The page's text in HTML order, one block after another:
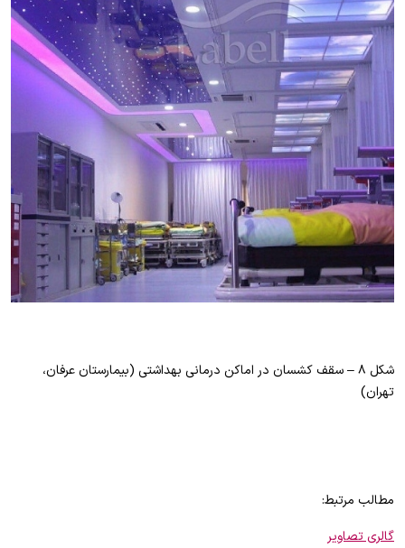
شکل ۸ – سقف کشسان در اماکن درمانی بهداشتی (بیمارستان عرفان،
تهران)
مطالب مرتبط:
گالری تصاویر